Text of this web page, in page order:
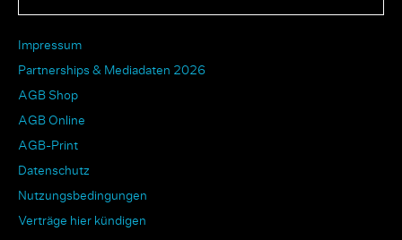
Impressum
Partnerships & Mediadaten 2026
AGB Shop
AGB Online
AGB-Print
Datenschutz
Nutzungsbedingungen
Verträge hier kündigen